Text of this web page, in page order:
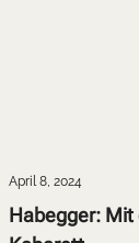
April 8, 2024
Habegger: Mit